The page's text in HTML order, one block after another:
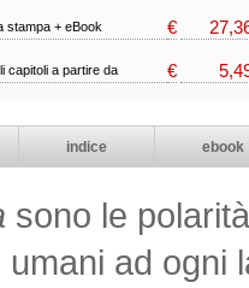
stampa + eBook €
capitoli a partire da €
indice ebook
sono le
ad ogni